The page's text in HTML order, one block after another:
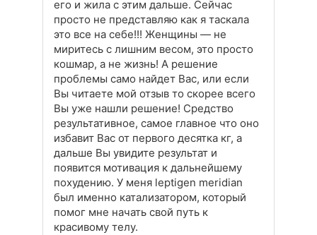
его и жила с этим дальше. Сейчас
просто не представляю как я таскала
это все на себе!!! Женщины — не
миритесь с лишним весом, это просто
кошмар, а не жизнь! А решение
проблемы само найдет Вас, или если
Вы читаете мой отзыв то скорее всего
Вы уже нашли решение! Средство
результативное, самое главное что оно
избавит Вас от первого десятка кг, а
дальше Вы увидите результат и
появится мотивация к дальнейшему
похудению. У меня leptigen meridian
был именно катализатором, который
помог мне начать свой путь к
красивому телу.